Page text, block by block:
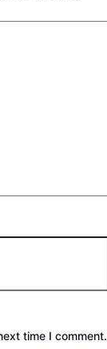
time I comment.